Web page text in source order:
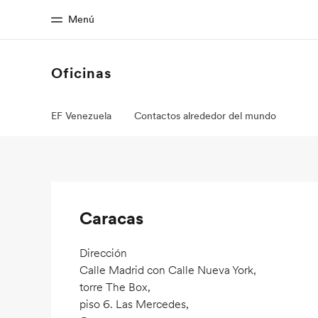
Menú
Inicio
Oficinas
EF Venezuela Contactos alrededor del mundo
Caracas
Dirección
Calle Madrid con Calle Nueva York,
torre The Box,
piso 6. Las Mercedes,